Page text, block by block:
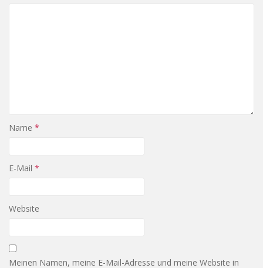
Name *
E-Mail *
Website
Meinen Namen, meine E-Mail-Adresse und meine Website in